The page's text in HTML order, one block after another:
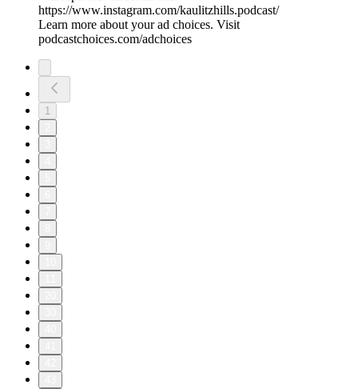
https://www.instagram.com/kaulitzhills.podcast/
Learn more about your ad choices. Visit
podcastchoices.com/adchoices
1